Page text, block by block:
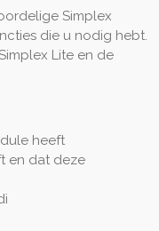
Simplex
die u nodig hebt.
Lite en de
heeft
en dat deze